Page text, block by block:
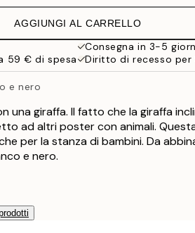
AGGIUNGI AL CARRELLO
Consegna in 3-5
59 € di spesa
Diritto di recesso per
e nero
una giraffa. Il fatto che la giraffa
ad altri poster con animali.
per la stanza di bambini. Da
e nero.